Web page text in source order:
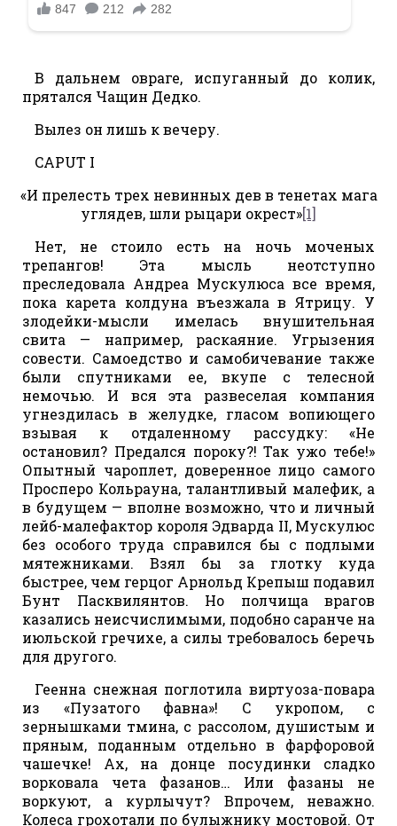
В дальнем овраге, испуганный до колик,
прятался Чащин Дедко.
Вылез он лишь к вечеру.
CAPUT I
«И прелесть трех невинных дев в тенетах мага
углядев, шли рыцари окрест»[1]
Нет, не стоило есть на ночь моченых
трепангов! Эта мысль неотступно
преследовала Андреа Мускулюса все время,
пока карета колдуна въезжала в Ятрицу. У
злодейки-мысли имелась внушительная
свита — например, раскаяние. Угрызения
совести. Самоедство и самобичевание также
были спутниками ее, вкупе с телесной
немочью. И вся эта развеселая компания
угнездилась в желудке, гласом вопиющего
взывая к отдаленному рассудку: «Не
остановил? Предался пороку?! Так ужо тебе!»
Опытный чароплет, доверенное лицо самого
Просперо Кольрауна, талантливый малефик, а
в будущем — вполне возможно, что и личный
лейб-малефактор короля Эдварда II, Мускулюс
без особого труда справился бы с подлыми
мятежниками. Взял бы за глотку куда
быстрее, чем герцог Арнольд Крепыш подавил
Бунт Пасквилянтов. Но полчища врагов
казались неисчислимыми, подобно саранче на
июльской гречихе, а силы требовалось беречь
для другого.
Геенна снежная поглотила виртуоза-повара
из «Пузатого фавна»! С укропом, с
зернышками тмина, с рассолом, душистым и
пряным, поданным отдельно в фарфоровой
чашечке! Ах, на донце посудинки сладко
ворковала чета фазанов… Или фазаны не
воркуют, а курлычут? Впрочем, неважно.
Колеса грохотали по булыжнику мостовой. От